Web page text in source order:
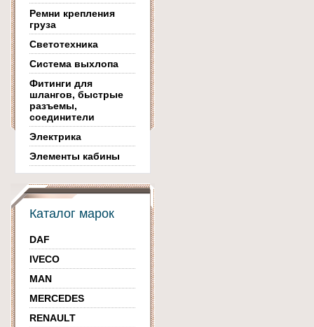
Ремни крепления
груза
Светотехника
Система выхлопа
Фитинги для
шлангов, быстрые
разъемы,
соединители
Электрика
Элементы кабины
Каталог марок
DAF
IVECO
MAN
MERCEDES
RENAULT